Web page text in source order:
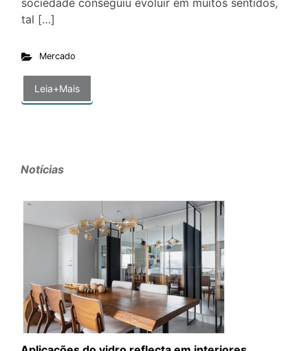
sociedade conseguiu evoluir em muitos sentidos,
tal […]
Mercado
Leia+Mais
Notícias